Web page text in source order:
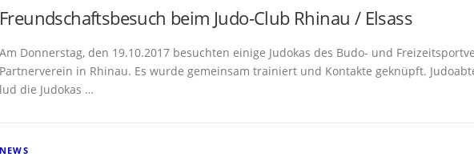
Freundschaftsbesuch beim Judo-Club Rhinau / Elsass
Am Donnerstag, den 19.10.2017 besuchten einige Judokas des Budo- und
Partnerverein in Rhinau. Es wurde gemeinsam trainiert und Kontakte geknüpft.
lud die Judokas …
NEWS